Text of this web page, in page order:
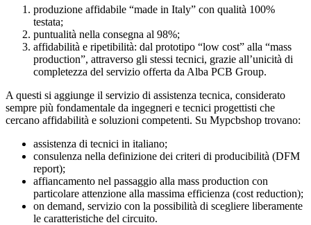
produzione affidabile “made in Italy” con qualità 100%
testata;
puntualità nella consegna al 98%;
affidabilità e ripetibilità: dal prototipo “low cost” alla “mass
production”, attraverso gli stessi tecnici, grazie all’unicità di
completezza del servizio offerta da Alba PCB Group.
A questi si aggiunge il servizio di assistenza tecnica, considerato
sempre più fondamentale da ingegneri e tecnici progettisti che
cercano affidabilità e soluzioni competenti. Su Mypcbshop trovano:
assistenza di tecnici in italiano;
consulenza nella definizione dei criteri di producibilità (DFM
report);
affiancamento nel passaggio alla mass production con
particolare attenzione alla massima efficienza (cost reduction);
on demand, servizio con la possibilità di scegliere liberamente
le caratteristiche del circuito.